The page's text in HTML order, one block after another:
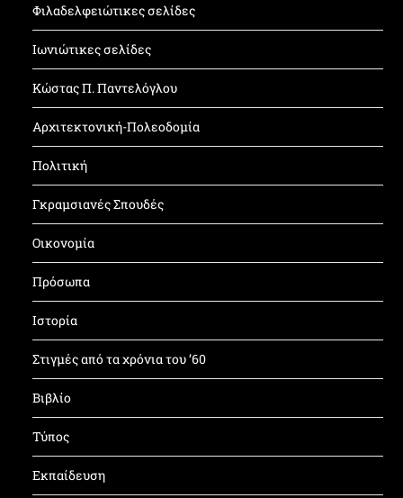
Φιλαδελφειώτικες σελίδες
Ιωνιώτικες σελίδες
Κώστας Π. Παντελόγλου
Αρχιτεκτονική-Πολεοδομία
Πολιτική
Γκραμσιανές Σπουδές
Οικονομία
Πρόσωπα
Ιστορία
Στιγμές από τα χρόνια του ’60
Βιβλίο
Τύπος
Εκπαίδευση